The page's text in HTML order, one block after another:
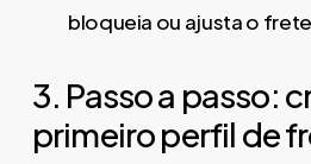
bloqueia ou ajusta o
3. Passo a passo:
primeiro perfil de